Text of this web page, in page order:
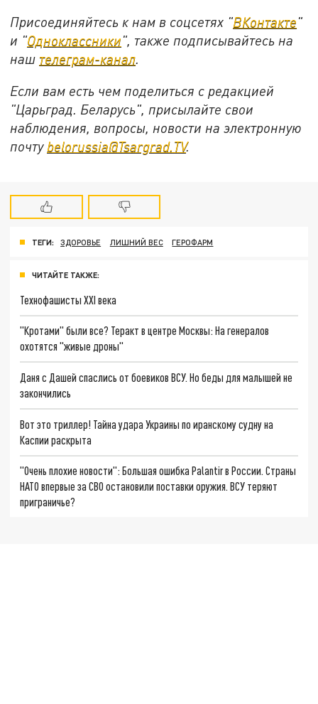
Присоединяйтесь к нам в соцсетях "ВКонтакте"
и "Одноклассники", также подписывайтесь на
наш телеграм-канал.
Если вам есть чем поделиться с редакцией
"Царьград. Беларусь", присылайте свои
наблюдения, вопросы, новости на электронную
почту belorussia@Tsargrad.TV.
ТЕГИ: ЗДОРОВЬЕ ЛИШНИЙ ВЕС ГЕРОФАРМ
ЧИТАЙТЕ ТАКЖЕ:
Технофашисты XXI века
"Кротами" были все? Теракт в центре Москвы: На генералов
охотятся "живые дроны"
Даня с Дашей спаслись от боевиков ВСУ. Но беды для малышей не
закончились
Вот это триллер! Тайна удара Украины по иранскому судну на
Каспии раскрыта
"Очень плохие новости": Большая ошибка Palantir в России. Страны
НАТО впервые за СВО остановили поставки оружия. ВСУ теряют
приграничье?